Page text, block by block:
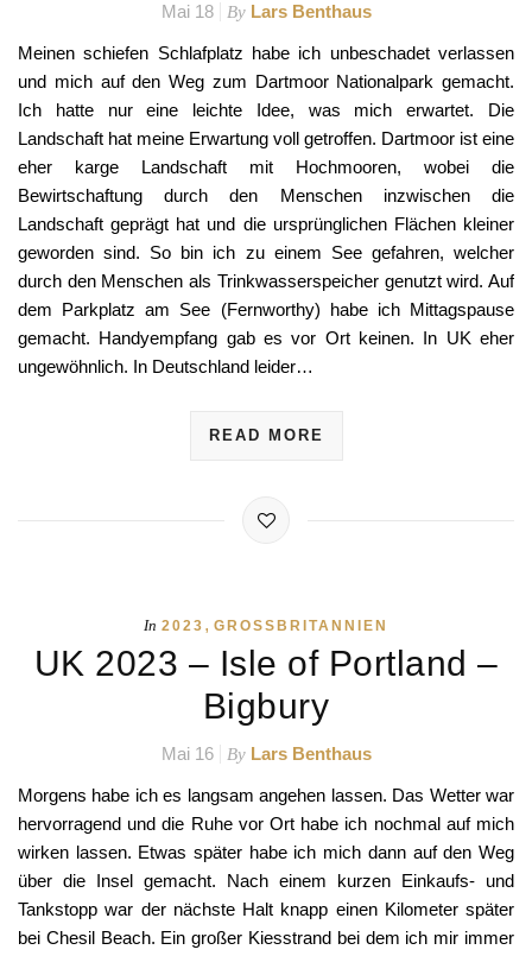
Mai 18 By Lars Benthaus
Meinen schiefen Schlafplatz habe ich unbeschadet verlassen
und mich auf den Weg zum Dartmoor Nationalpark gemacht.
Ich hatte nur eine leichte Idee, was mich erwartet. Die
Landschaft hat meine Erwartung voll getroffen. Dartmoor ist eine
eher karge Landschaft mit Hochmooren, wobei die
Bewirtschaftung durch den Menschen inzwischen die
Landschaft geprägt hat und die ursprünglichen Flächen kleiner
geworden sind. So bin ich zu einem See gefahren, welcher
durch den Menschen als Trinkwasserspeicher genutzt wird. Auf
dem Parkplatz am See (Fernworthy) habe ich Mittagspause
gemacht. Handyempfang gab es vor Ort keinen. In UK eher
ungewöhnlich. In Deutschland leider…
READ MORE
In 2023 , GROSSBRITANNIEN
UK 2023 – Isle of Portland –
Bigbury
Mai 16 By Lars Benthaus
Morgens habe ich es langsam angehen lassen. Das Wetter war
hervorragend und die Ruhe vor Ort habe ich nochmal auf mich
wirken lassen. Etwas später habe ich mich dann auf den Weg
über die Insel gemacht. Nach einem kurzen Einkaufs- und
Tankstopp war der nächste Halt knapp einen Kilometer später
bei Chesil Beach. Ein großer Kiesstrand bei dem ich mir immer